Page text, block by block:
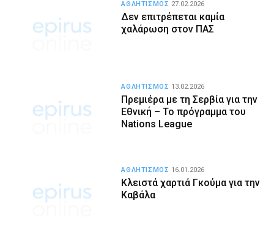
Δεν επιτρέπεται καμία
χαλάρωση στον ΠΑΣ
ΑΘΛΗΤΙΣΜΟΣ 27.02.2026
Πρεμιέρα με τη Σερβία για την
Εθνική – Το πρόγραμμα του
Nations League
ΑΘΛΗΤΙΣΜΟΣ 13.02.2026
Κλειστά χαρτιά Γκούμα για την
Καβάλα
ΑΘΛΗΤΙΣΜΟΣ 16.01.2026